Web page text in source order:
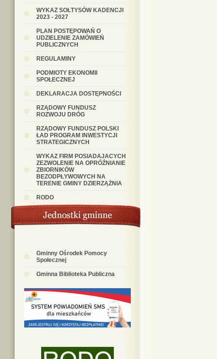
WYKAZ SOŁTYSÓW KADENCJI
2023 - 2027
PLAN POSTĘPOWAŃ O
UDZIELENIE ZAMÓWIEŃ
PUBLICZNYCH
REGULAMINY
PODMIOTY EKONOMII
SPOŁECZNEJ
DEKLARACJA DOSTĘPNOŚCI
RZĄDOWY FUNDUSZ
ROZWOJU DRÓG
RZĄDOWY FUNDUSZ POLSKI
ŁAD PROGRAM INWESTYCJI
STRATEGICZNYCH
WYKAZ FIRM POSIADAJACYCH
ZEZWOLENIE NA OPRÓŹNIANIE
ZBIORNIKÓW
BEZODPŁYWOWYCH NA
TERENIE GMINY DZIERZĄŻNIA
RODO
Gminny Ośrodek Pomocy
Społecznej
Gminna Biblioteka Publiczna